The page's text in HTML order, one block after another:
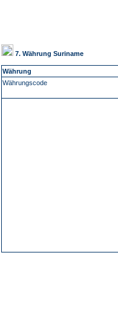
7. Währung Suriname
Währung
Währungscode